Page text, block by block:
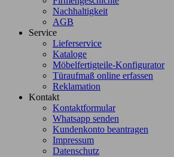
Nachhaltigkeit
AGB
Service
Lieferservice
Kataloge
Möbelfertigteile-Konfigurator
Türaufmaß online erfassen
Reklamation
Kontakt
Kontaktformular
Whatsapp senden
Kundenkonto beantragen
Impressum
Datenschutz